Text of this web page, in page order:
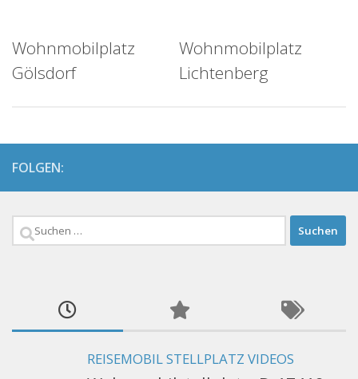
Wohnmobilplatz
Gölsdorf
Wohnmobilplatz
Lichtenberg
FOLGEN:
Suchen
REISEMOBIL STELLPLATZ VIDEOS